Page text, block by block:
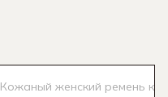
Кожаный женский ремень